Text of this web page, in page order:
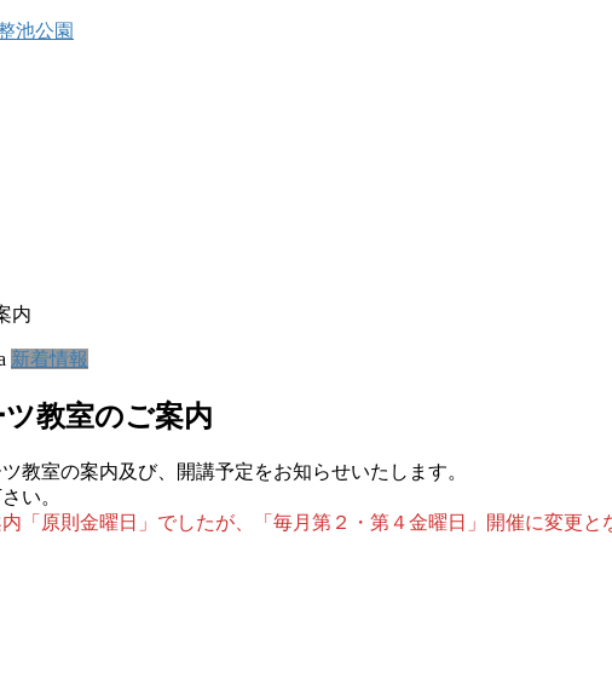
内
新着情報
教室のご案内
教室の案内及び、開講予定をお知らせいたします。
い。
原則金曜日」でしたが、「毎月第２・第４金曜日」開催に変更と